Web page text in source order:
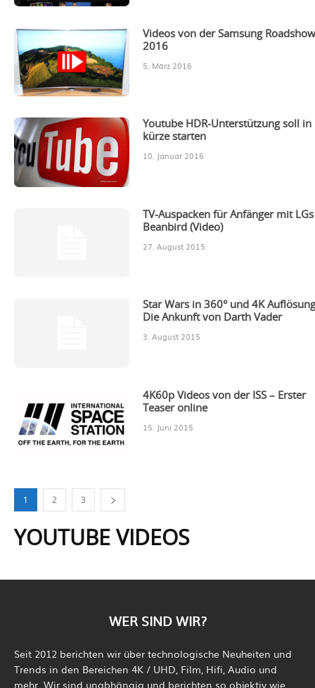
Videos von der Samsung
2016
5. März 2016
Youtube HDR-Unterstützung soll in
kürze starten
10. Januar 2016
TV-Auspacken für Anfänger mit LGs
Beanbird (Video)
27. August 2015
Star Wars in 360° und 4K
Die Ankunft von Darth Vader
3. August 2015
4K60p Videos von der ISS – Erster
Teaser online
15. Juni 2015
1 2 3
YOUTUBE VIDEOS
WER SIND WIR?
Seit 2012 berichten wir über technologische Neuheiten und
Trends in den Bereichen 4K / UHD, Film, Hifi, Audio und
mehr. Wir sind unabhängig und berichten so objektiv wie